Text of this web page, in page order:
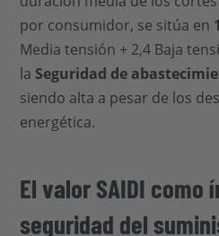
por consumidor, se sitúa en
Media tensión + 2,4 Baja
la Seguridad de
siendo alta a pesar de los
energética.
El valor SAIDI como
seguridad del